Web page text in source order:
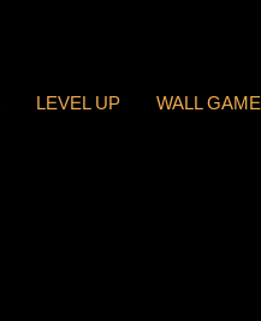
LEVEL UP WALL GAME